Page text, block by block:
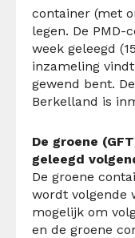
container (met
legen. De
week geleegd
inzameling
gewend bent.
Berkelland is
De groene
geleegd
De groene
wordt volgende
mogelijk om
en de groene